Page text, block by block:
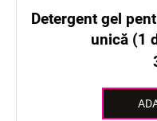
Detergent gel
unică (1